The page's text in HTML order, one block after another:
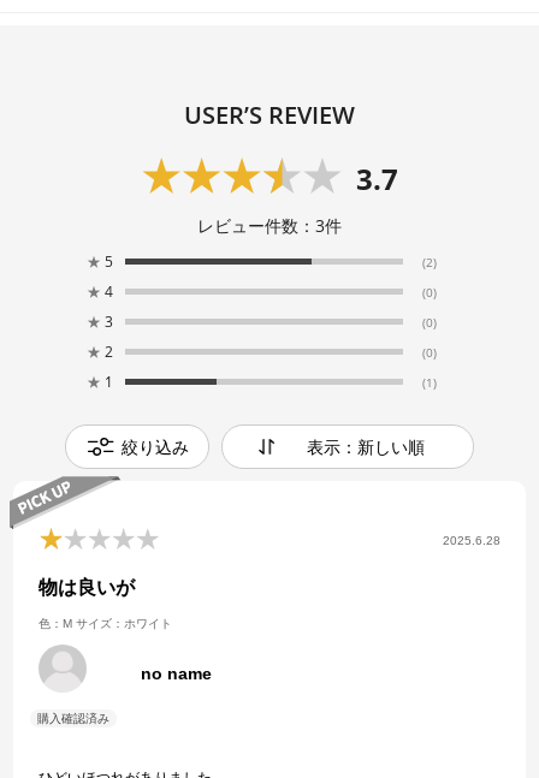
USER’S REVIEW
3.7
レビュー件数： 3件
★ 5 (2)
★ 4 (0)
★ 3 (0)
★ 2 (0)
★ 1 (1)
絞り込み 表示：新しい順
2025.6.28
物は良いが
色：M サイズ：ホワイト
no name